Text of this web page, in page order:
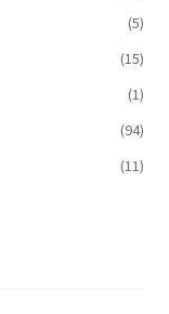
(5)
(15)
(1)
(94)
(11)